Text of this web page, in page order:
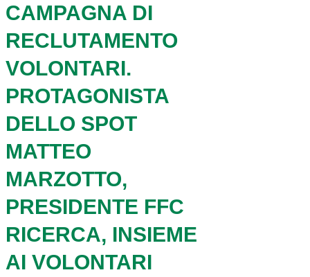
CAMPAGNA DI
RECLUTAMENTO
VOLONTARI.
PROTAGONISTA
DELLO SPOT
MATTEO
MARZOTTO,
PRESIDENTE FFC
RICERCA, INSIEME
AI VOLONTARI